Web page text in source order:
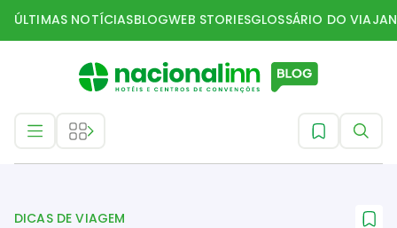
ÚLTIMAS NOTÍCIASBLOGWEB STORIESGLOSSÁRIO DO
DICAS DE VIAGEM